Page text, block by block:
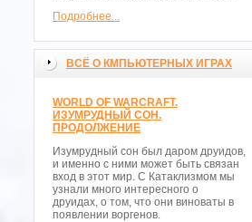
Подробнее...
ВСЁ О КМПЬЮТЕРНЫХ ИГРАХ
WORLD OF WARCRAFT.
ИЗУМРУДНЫЙ СОН.
ПРОДОЛЖЕНИЕ
Изумрудный сон был даром друидов,
и именно с ними может быть связан
вход в этот мир. С Катаклизмом мы
узнали много интересного о
друидах, о том, что они виноваты в
появлении воргенов.